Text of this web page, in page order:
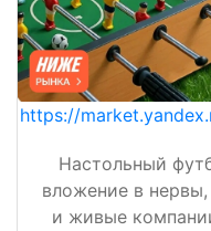
https://
Настольный
вложение в
и живые